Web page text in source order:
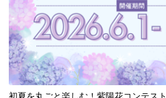
初夏を丸ごと楽しむ！紫陽花コンテスト